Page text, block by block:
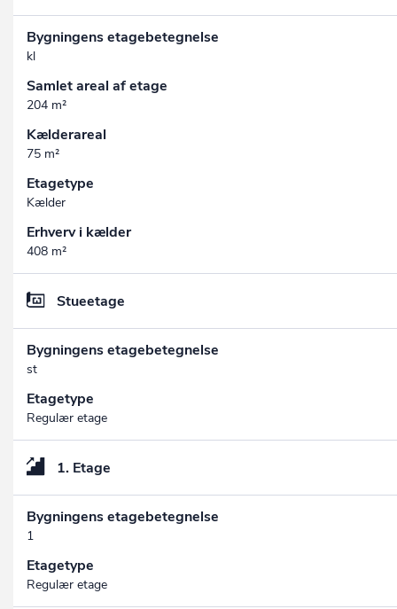
Bygningens etagebetegnelse
kl
Samlet areal af etage
204 m²
Kælderareal
75 m²
Etagetype
Kælder
Erhverv i kælder
408 m²
Stueetage
Bygningens etagebetegnelse
st
Etagetype
Regulær etage
1. Etage
Bygningens etagebetegnelse
1
Etagetype
Regulær etage